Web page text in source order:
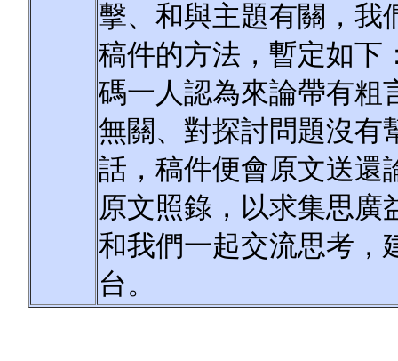
擊、和與主題有關，我
稿件的方法，暫定如下
碼一人認為來論帶有粗
無關、對探討問題沒有
話，稿件便會原文送還
原文照錄，以求集思廣
和我們一起交流思考，
台。